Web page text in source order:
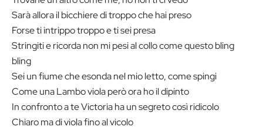
Sarà allora il bicchiere di troppo che hai preso
Forse ti intrippo troppo e ti sei presa
Stringiti e ricorda non mi pesi al collo come questo bling
bling
Sei un fiume che esonda nel mio letto, come spingi
Come una Lambo viola però ora ho il dipinto
In confronto a te Victoria ha un segreto così ridicolo
Chiaro ma di viola fino al vicolo